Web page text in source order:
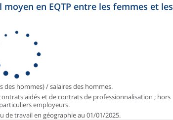
en EQTP entre les femmes et les
des hommes) / salaires des hommes.
aidés et de contrats de professionnalisation ; hors
employeurs.
de travail en géographie au 01/01/2025.